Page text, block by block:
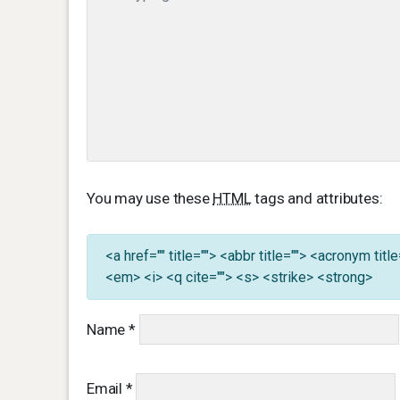
You may use these HTML tags and attributes:
<a href="" title=""> <abbr title=""> <acronym
<em> <i> <q cite=""> <s> <strike> <strong>
Name *
Email *